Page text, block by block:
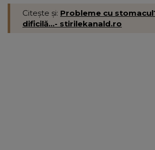
Citește și: Probleme cu
dificilă...- stirilekanald.ro